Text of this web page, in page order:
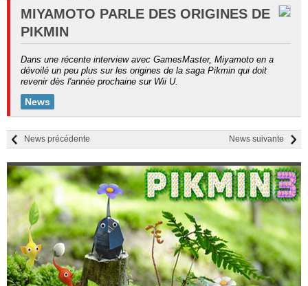
MIYAMOTO PARLE DES ORIGINES DE
PIKMIN
Dans une récente interview avec GamesMaster, Miyamoto en a
dévoilé un peu plus sur les origines de la saga Pikmin qui doit
revenir dès l'année prochaine sur Wii U.
News
News suivante
News précédente